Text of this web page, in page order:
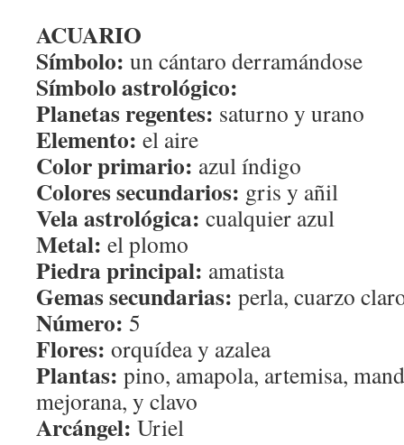
ACUARIO
Símbolo: un cántaro derramándose
Símbolo astrológico:
Planetas regentes: saturno y urano
Elemento: el aire
Color primario: azul índigo
Colores secundarios: gris y añil
Vela astrológica: cualquier azul
Metal: el plomo
Piedra principal: amatista
Gemas secundarias: perla, cuarzo
Número: 5
Flores: orquídea y azalea
Plantas: pino, amapola, artemisa,
mejorana, y clavo
Arcángel: Uriel